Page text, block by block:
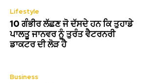
Lifestyle
10 ਗੰਭੀਰ ਲੱਛਣ ਜੋ ਦੱਸਦੇ ਹਨ ਕਿ ਤੁਹਾਡੇ
ਪਾਲਤੂ ਜਾਨਵਰ ਨੂੰ ਤੁਰੰਤ ਵੈਟਰਨਰੀ
ਡਾਕਟਰ ਦੀ ਲੋੜ ਹੈ
Business